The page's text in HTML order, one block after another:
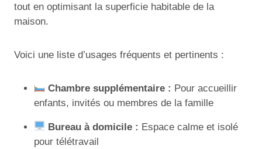
tout en optimisant la superficie habitable de la
maison.
Voici une liste d’usages fréquents et pertinents :
Chambre supplémentaire : Pour accueillir
enfants, invités ou membres de la famille
Bureau à domicile : Espace calme et isolé
pour télétravail